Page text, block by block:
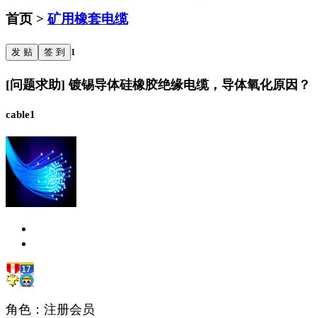
首页 >矿用橡套电缆
发 贴 签 到 1
[问题求助] 镀锡导体硅橡胶绝缘电缆，导体氧化原因？
cable1
角色：注册会员